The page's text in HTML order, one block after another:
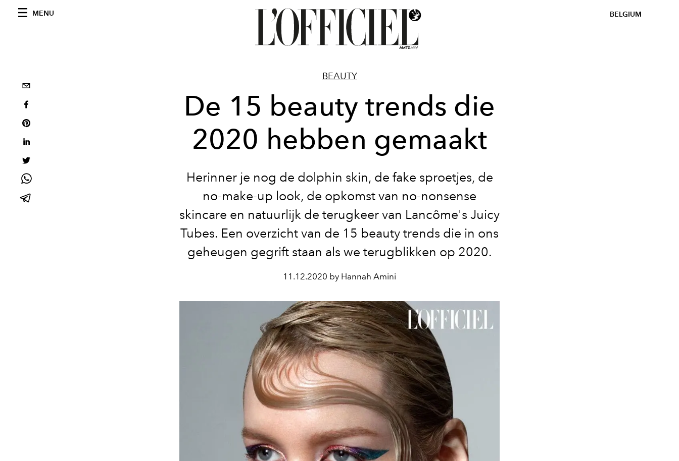
MENU BELGIUM
BEAUTY
De 15 beauty trends die
2020 hebben gemaakt
Herinner je nog de dolphin skin, de fake sproetjes, de
no-make-up look, de opkomst van no-nonsense
skincare en natuurlijk de terugkeer van Lancôme's Juicy
Tubes. Een overzicht van de 15 beauty trends die in ons
geheugen gegrift staan als we terugblikken op 2020.
11.12.2020 by Hannah Amini